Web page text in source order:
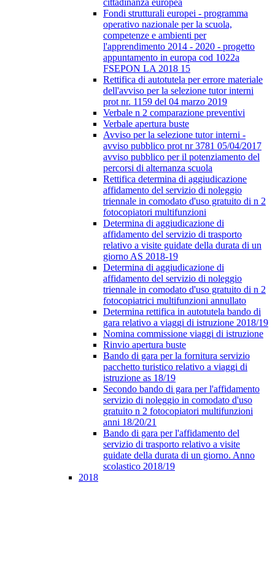
cittadinanza europea
Fondi strutturali europei - programma
operativo nazionale per la scuola,
competenze e ambienti per
l'apprendimento 2014 - 2020 - progetto
appuntamento in europa cod 1022a
FSEPON LA 2018 15
Rettifica di autotutela per errore materiale
dell'avviso per la selezione tutor interni
prot nr. 1159 del 04 marzo 2019
Verbale n 2 comparazione preventivi
Verbale apertura buste
Avviso per la selezione tutor interni -
avviso pubblico prot nr 3781 05/04/2017
avviso pubblico per il potenziamento del
percorsi di alternanza scuola
Rettifica determina di aggiudicazione
affidamento del servizio di noleggio
triennale in comodato d'uso gratuito di n 2
fotocopiatori multifunzioni
Determina di aggiudicazione di
affidamento del servizio di trasporto
relativo a visite guidate della durata di un
giorno AS 2018-19
Determina di aggiudicazione di
affidamento del servizio di noleggio
triennale in comodato d'uso gratuito di n 2
fotocopiatrici multifunzioni annullato
Determina rettifica in autotutela bando di
gara relativo a viaggi di istruzione 2018/19
Nomina commissione viaggi di istruzione
Rinvio apertura buste
Bando di gara per la fornitura servizio
pacchetto turistico relativo a viaggi di
istruzione as 18/19
Secondo bando di gara per l'affidamento
servizio di noleggio in comodato d'uso
gratuito n 2 fotocopiatori multifunzioni
anni 18/20/21
Bando di gara per l'affidamento del
servizio di trasporto relativo a visite
guidate della durata di un giorno. Anno
scolastico 2018/19
2018